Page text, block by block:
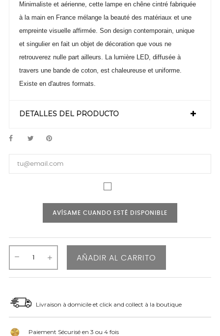
Minimaliste et aérienne, cette lampe en chêne cintré fabriquée
à la main en France mélange la beauté des matériaux et une
empreinte visuelle affirmée. Son design contemporain, unique
et singulier en fait un objet de décoration que vous ne
retrouverez nulle part ailleurs. La lumière LED, diffusée à
travers une bande de coton, est chaleureuse et uniforme.
Existe en d'autres formats.
DETALLES DEL PRODUCTO
AVÍSAME CUANDO ESTÉ DISPONIBLE
AÑADIR AL CARRITO
Livraison à domicile et click and collect à la boutique
Paiement Sécurisé en 3 ou 4 fois